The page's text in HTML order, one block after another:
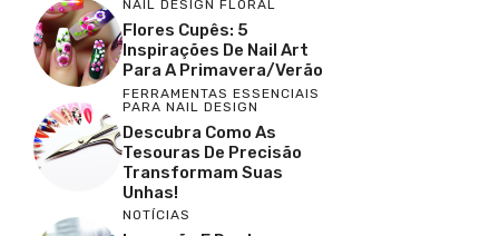
NAIL DESIGN FLORAL
Flores Cupês: 5
Inspirações De Nail Art
Para A Primavera/Verão
FERRAMENTAS ESSENCIAIS
PARA NAIL DESIGN
Descubra Como As
Tesouras De Precisão
Transformam Suas
Unhas!
NOTÍCIAS